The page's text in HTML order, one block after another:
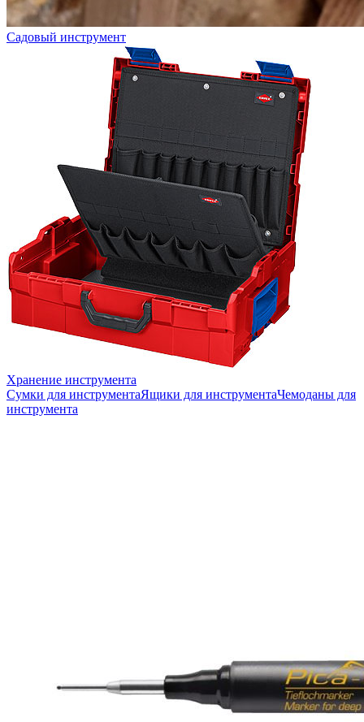
Садовый инструмент
Хранение инструмента
Сумки для инструментаЯщики для инструментаЧемоданы для
инструмента